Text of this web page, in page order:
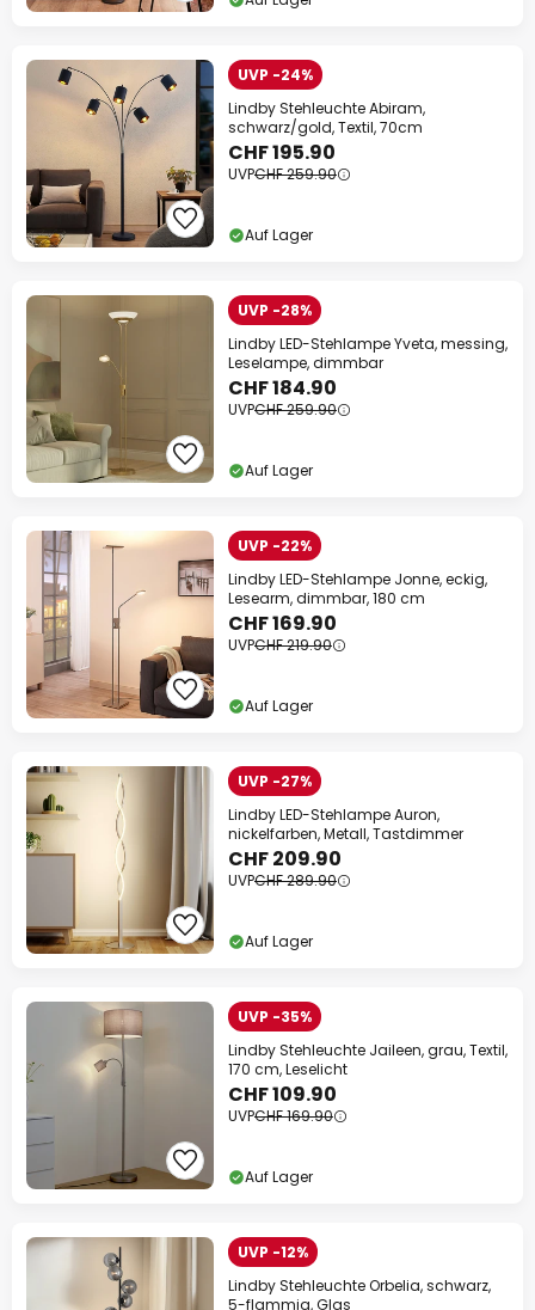
UVP -24%
Lindby Stehleuchte Abiram,
schwarz/gold, Textil, 70cm
CHF 195.90
UVPCHF 259.90
Auf Lager
UVP -28%
Lindby LED-Stehlampe Yveta, messing,
Leselampe, dimmbar
CHF 184.90
UVPCHF 259.90
Auf Lager
UVP -22%
Lindby LED-Stehlampe Jonne, eckig,
Lesearm, dimmbar, 180 cm
CHF 169.90
UVPCHF 219.90
Auf Lager
UVP -27%
Lindby LED-Stehlampe Auron,
nickelfarben, Metall, Tastdimmer
CHF 209.90
UVPCHF 289.90
Auf Lager
UVP -35%
Lindby Stehleuchte Jaileen, grau, Textil,
170 cm, Leselicht
CHF 109.90
UVPCHF 169.90
Auf Lager
UVP -12%
Lindby Stehleuchte Orbelia, schwarz,
5-flammig, Glas